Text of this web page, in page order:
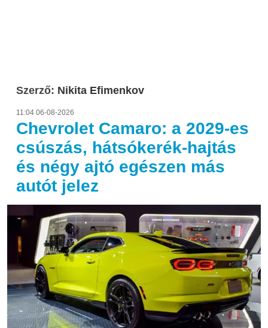
Szerző: Nikita Efimenkov
11:04 06-08-2026
Chevrolet Camaro: a 2029-es
csúszás, hátsókerék-hajtás
és négy ajtó egészen más
autót jelez